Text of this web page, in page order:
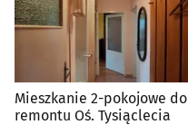
Mieszkanie 2-pokojowe do
remontu Oś. Tysiąclecia